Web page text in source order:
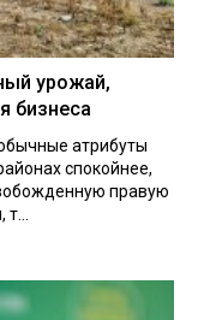
урожай,
бизнеса
атрибуты
спокойнее,
правую